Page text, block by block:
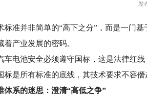
发
并非简单的“高下之分”，而是一门基
着产业发展的密码。
池安全必须遵守国标，这是法律红线
所有标准的底线，其技术要求不容僭
体系的迷思：澄清“高低之争”